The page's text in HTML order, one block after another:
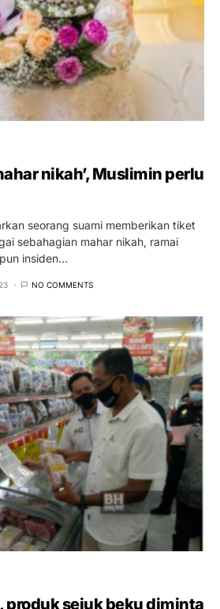
nikah’, Muslimin perlu
seorang suami memberikan tiket
sebahagian mahar nikah, ramai
insiden…
NO COMMENTS
produk sejuk beku diminta